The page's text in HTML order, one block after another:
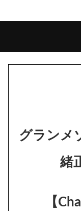
グランメ
緒
【